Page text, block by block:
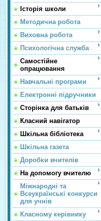
Історія школи
Методична робота
Виховна робота
Психологічна служба
Самостійне
опрацювання
Навчальні програми
Електронні підручники
Сторінка для батьків
Класний навігатор
Шкільна бібліотека
Шкільна газета
Доробки вчителів
На допомогу вчителю
Міжнародні та
Всеукраїнські конкурси
для учнів
Класному керівнику